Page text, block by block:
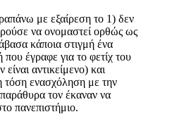
με εξαίρεση το 1) δεν
να ονομαστεί ορθώς ως
κάποια στιγμή ένα
έγραφε για το φετίχ του
αντικείμενο) και
ενασχόληση με την
τον έκαναν να
πανεπιστήμιο.